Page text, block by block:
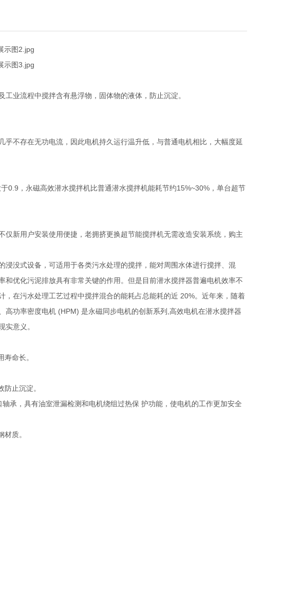
业流程中搅拌含有悬浮物，固体物的液体，防止沉淀。
不存在无功电流，因此电机持久运行温升低，与普通电机相比，大幅度延
，永磁高效潜水搅拌机比普通潜水搅拌机能耗节约15%~30%，单台超节
新用户安装使用便捷，老拥挤更换超节能搅拌机无需改造安装系统，购主
没式设备，可适用于各类污水处理的搅拌，能对周围水体进行搅拌、混
优化污泥排放具有非常关键的作用。但是目前潜水搅拌器普遍电机效率不
在污水处理工艺过程中搅拌混合的能耗占总能耗的近 20%。近年来，随着
功率密度电机 (HPM) 是永磁同步电机的创新系列,高效电机在潜水搅拌器
实意义。
命长。
止沉淀。
，具有油室泄漏检测和电机绕组过热保 护功能，使电机的工作更加安全
质。